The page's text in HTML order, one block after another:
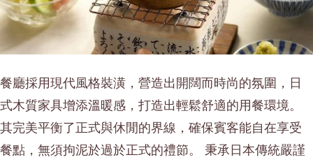
餐廳採用現代風格裝潢，營造出開闊而時尚的氛圍，日
式木質家具增添溫暖感，打造出輕鬆舒適的用餐環境。
其完美平衡了正式與休閒的界線，確保賓客能自在享受
餐點，無須拘泥於過於正式的禮節。 秉承日本傳統嚴謹